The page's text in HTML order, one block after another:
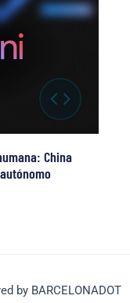
China
by BARCELONADOT